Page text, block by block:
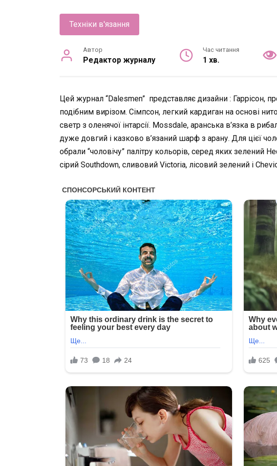
Техніки в'язання
Автор
Редактор журналу
Час читання
1 хв.
Цей журнал “Dalesmen” представляє дизайни : Гаррісон,
подібним вирізом. Сімпсон, легкий кардиган на основі
светр з оленячої інтарсії. Mossdale, аранська в’язка в
дуже довгий і казково в’язаний шарф з арану. Для цієї
обрали “чоловічу” палітру кольорів, серед яких зелений
сірий Southdown, сливовий Victoria, лісовий зелений і